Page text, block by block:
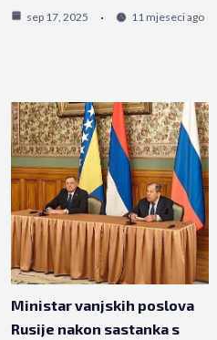
sep 17, 2025 11 mjeseci ago
Ministar vanjskih poslova
Rusije nakon sastanka s